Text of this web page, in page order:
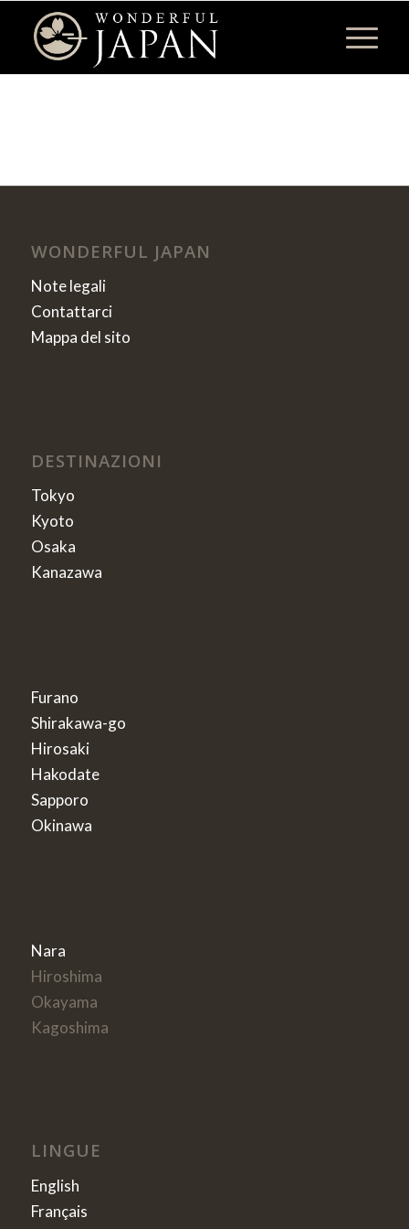
WONDERFUL JAPAN
Note legali
Contattarci
Mappa del sito
DESTINAZIONI
Tokyo
Kyoto
Osaka
Kanazawa
Furano
Shirakawa-go
Hirosaki
Hakodate
Sapporo
Okinawa
Nara
Hiroshima
Okayama
Kagoshima
LINGUE
English
Français